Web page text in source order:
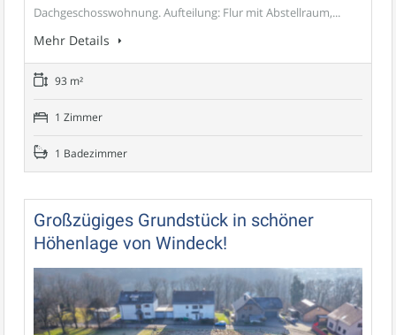
Dachgeschosswohnung. Aufteilung: Flur mit Abstellraum,...
Mehr Details
93 m²
1 Zimmer
1 Badezimmer
Großzügiges Grundstück in schöner
Höhenlage von Windeck!